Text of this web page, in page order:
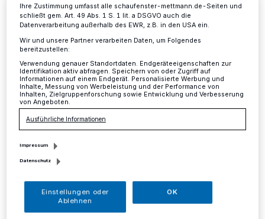
Feuerwehr gerettet
Mettmann·Am frühen Dienstagabend meldeten
mehrere Anrufer der Feuerwehrleitstelle um 20.33 Uhr
starken Rauchen, der aus einer Wohnung im dritten
Obergeschoss drang. Weitere Anrufer meldeten einen
Brand in einer Küche.
Ihre Zustimmung umfasst alle schaufenster-mettmann.de-Seiten und
schließt gem. Art. 49 Abs. 1 S. 1 lit. a DSGVO auch die
Datenverarbeitung außerhalb des EWR, z.B. in den USA ein.
Wir und unsere Partner verarbeiten Daten, um Folgendes
bereitzustellen:
Verwendung genauer Standortdaten. Endgeräteeigenschaften zur
Identifikation aktiv abfragen. Speichern von oder Zugriff auf
Informationen auf einem Endgerät. Personalisierte Werbung und
Inhalte, Messung von Werbeleistung und der Performance von
Inhalten, Zielgruppenforschung sowie Entwicklung und Verbesserung
von Angeboten.
Ausführliche Informationen
Impressum
Datenschutz
Einstellungen oder
Ablehnen
OK